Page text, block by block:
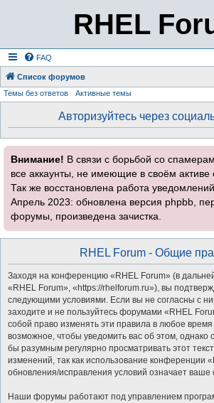
RHEL
FAQ
Список форумов
Темы без ответов Активные темы
Авторизуйтесь через
Внимание! В связи с борьбой со
все аккаунты, не имеющие в своём
Так же восстановлена работа
Апрель 2023: обновлена версия phpbb,
форумы, произведена зачистка.
RHEL Forum - Общие
Заходя на конференцию «RHEL Forum» (в
«RHEL Forum», «https://rhelforum.ru»), вы
следующими условиями. Если вы не согласны с
заходите и не пользуйтесь форумами «RHEL
собой право изменять эти правила в любое
возможное, чтобы уведомить вас об этом,
бы разумным регулярно просматривать этот
изменений, так как использование конференции
обновления/исправления условий означает ваше
Наши форумы работают под управлением